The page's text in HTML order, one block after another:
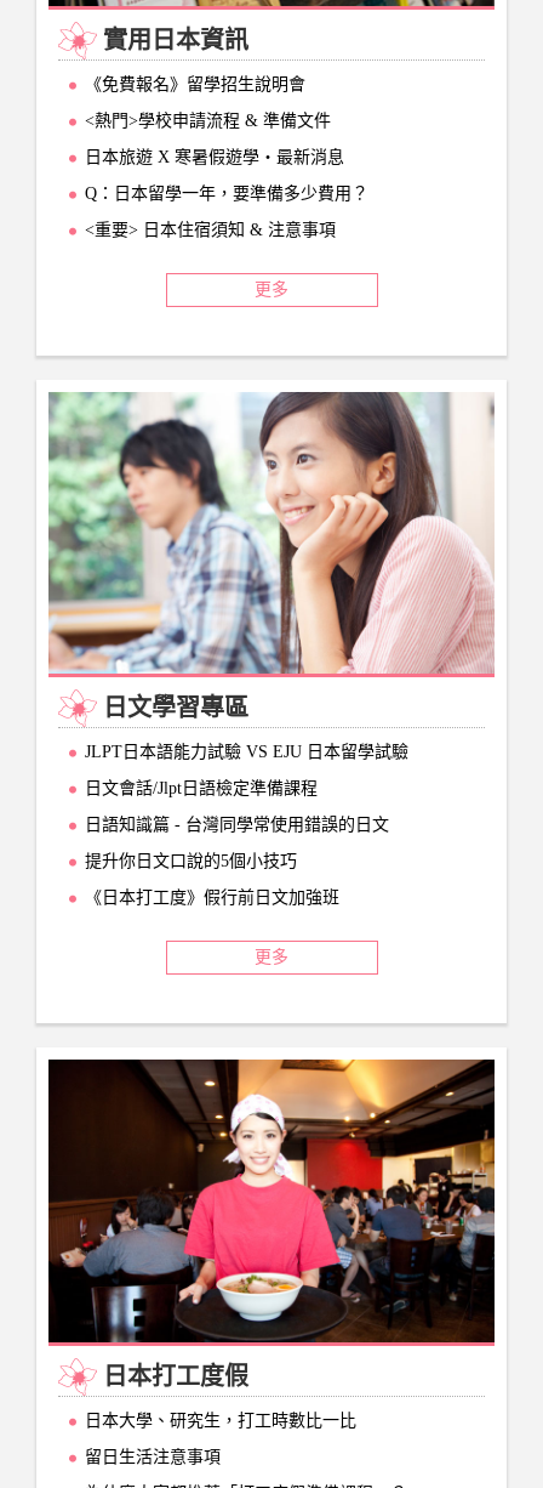
實用日本資訊
《免費報名》留學招生說明會
<熱門>學校申請流程 & 準備文件
日本旅遊 X 寒暑假遊學‧最新消息
Q：日本留學一年，要準備多少費用？
<重要> 日本住宿須知 & 注意事項
更多
日文學習專區
JLPT日本語能力試驗 VS EJU 日本留學試驗
日文會話/Jlpt日語檢定準備課程
日語知識篇 - 台灣同學常使用錯誤的日文
提升你日文口說的5個小技巧
《日本打工度》假行前日文加強班
更多
日本打工度假
日本大學、研究生，打工時數比一比
留日生活注意事項